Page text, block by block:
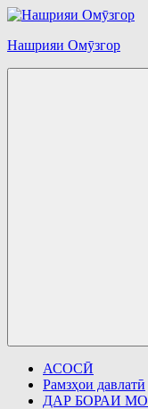
Перейти
содержимому
Нашрияи Омӯзгор
АСОСӢ
Рамзҳои давлатӣ
ДАР БОРАИ МО